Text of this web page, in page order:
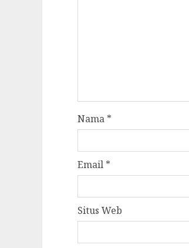
Nama *
Email *
Situs Web